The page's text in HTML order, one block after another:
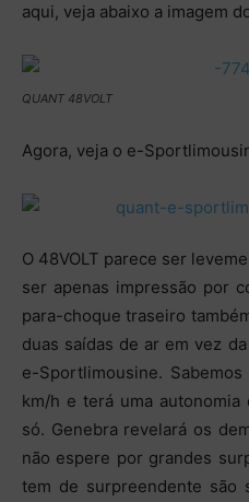
aqui, veja abaixo a imagem
QUANT 48VOLT
Agora, veja o e-
O 48VOLT parece ser
ser apenas impressão por
para-choque traseiro
duas saídas de ar em vez
e-Sportlimousine.
km/h e terá uma
só. Genebra revelará os
não espere por grandes
tem de surpreendente são